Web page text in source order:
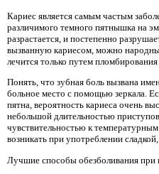
Кариес является самым частым
различимого темного пятнышка на
разрастается, и постепенно
вызванную кариесом, можно
лечится только путем
Понять, что зубная боль вызвана
больное место с помощью зеркала.
пятна, вероятность кариеса очень
небольшой длительностью
чувствительностью к
возникать при употреблении
Лучшие способы обезболивания при